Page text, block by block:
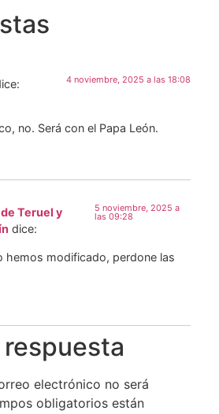
4 noviembre, 2025 a las 18:08
no. Será con el Papa León.
Teruel y
dice:
5 noviembre, 2025 a
las 09:28
hemos modificado, perdone las
electrónico no será
obligatorios están